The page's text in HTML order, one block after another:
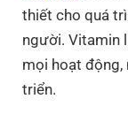
thiết cho quá
người. Vitamin
mọi hoạt
triển.